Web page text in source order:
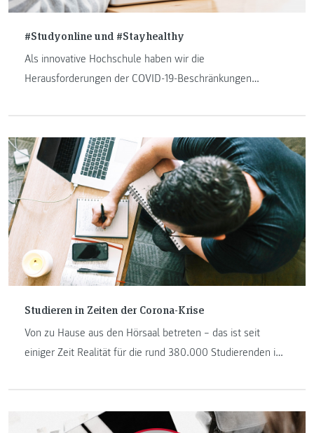
#Studyonline und #Stayhealthy
Als innovative Hochschule haben wir die
Herausforderungen der COVID-19-Beschränkungen
Studieren in Zeiten der Corona-Krise
Von zu Hause aus den Hörsaal betreten – das ist seit
einiger Zeit Realität für die rund 380.000 Studierenden im